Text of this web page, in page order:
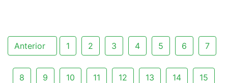
Anterior 1 2 3 4 5 6 7
8 9 10 11 12 13 14 15